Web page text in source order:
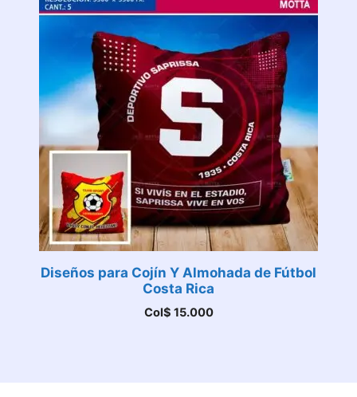
Diseños para Cojín Y Almohada de Fútbol
Costa Rica
Col$ 15.000